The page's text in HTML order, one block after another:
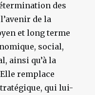
des
de la
et long terme
social,
ainsi qu’à la
remplace
qui lui-